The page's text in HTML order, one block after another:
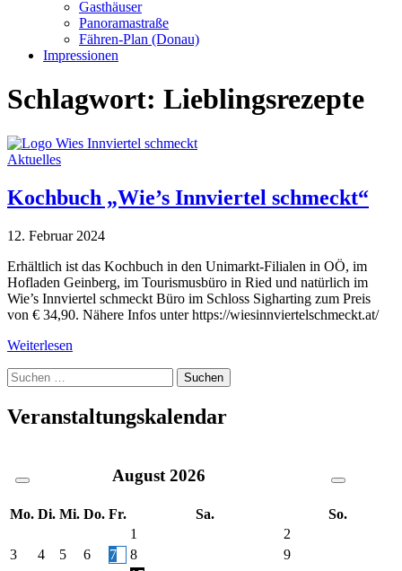
Gasthäuser
Panoramastraße
Fähren-Plan (Donau)
Impressionen
Schlagwort: Lieblingsrezepte
Aktuelles
Kochbuch „Wie’s Innviertel schmeckt“
12. Februar 2024
Erhältlich ist das Kochbuch in den Unimarkt-Filialen in OÖ, im
Hofladen Geinberg, im Tourismusbüro in Ried und natürlich im
Wie’s Innviertel schmeckt Büro im Schloss Sigharting zum Preis
von € 34,90. Nähere Infos unter https://wiesinnviertelschmeckt.at/
Weiterlesen
Suche
nach:
Veranstaltungskalendar
August 2026
Mo. Di. Mi. Do. Fr. Sa.
So.
1
2
3
4 5 6 7 8 9